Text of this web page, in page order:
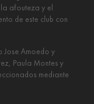
afouteza y el
de este club con
Jose Amoedo y
Paula Montes y
mediante